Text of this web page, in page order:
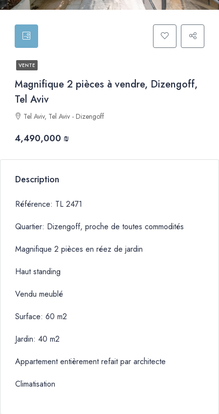
VENTE
Magnifique 2 pièces à vendre, Dizengoff,
Tel Aviv
Tel Aviv, Tel Aviv - Dizengoff
4,490,000 ₪
Description
Référence: TL 2471
Quartier: Dizengoff, proche de toutes commodités
Magnifique 2 pièces en réez de jardin
Haut standing
Vendu meublé
Surface: 60 m2
Jardin: 40 m2
Appartement entièrement refait par architecte
Climatisation